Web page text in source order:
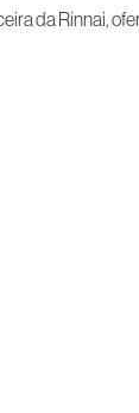
da Rinnai,